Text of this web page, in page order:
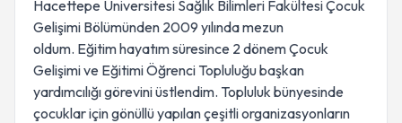
Hacettepe Üniversitesi Sağlık Bilimleri Fakültesi Çocuk
Gelişimi Bölümünden 2009 yılında mezun
oldum. Eğitim hayatım süresince 2 dönem Çocuk
Gelişimi ve Eğitimi Öğrenci Topluluğu başkan
yardımcılığı görevini üstlendim. Topluluk bünyesinde
çocuklar için gönüllü yapılan çeşitli organizasyonların